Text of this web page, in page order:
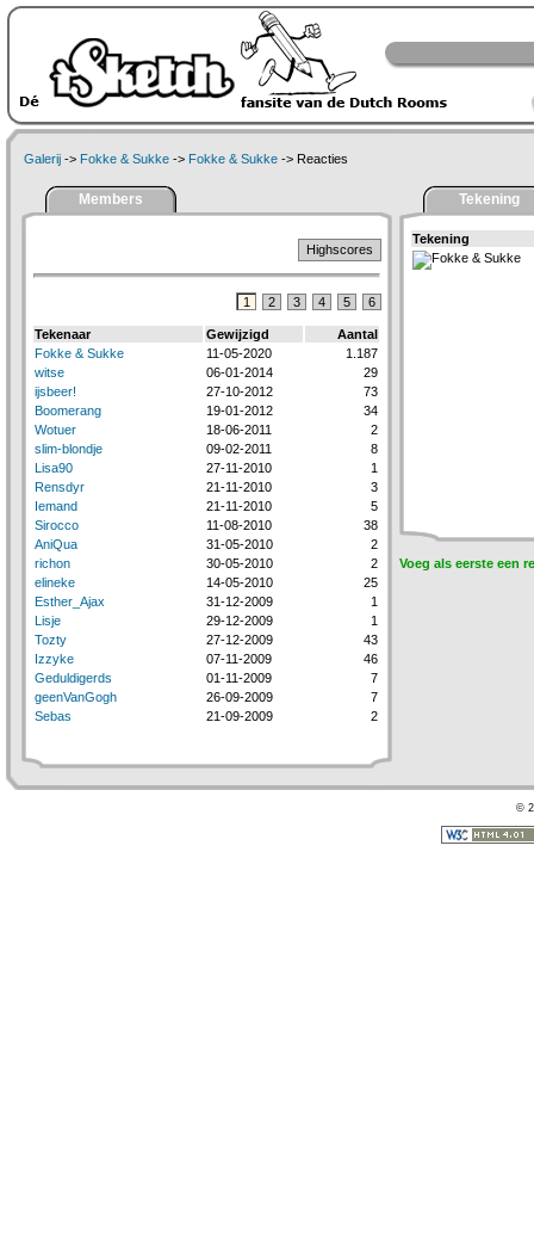
Galerij -> Fokke & Sukke -> Fokke & Sukke -> Reacties
Members
Highscores
1 2 3 4 5 6
Tekenaar Gewijzigd
Aantal
Fokke & Sukke
11-05-2020
1.187
witse
06-01-2014
29
ijsbeer!
27-10-2012
73
Boomerang
19-01-2012
34
Wotuer
18-06-2011
2
slim-blondje
09-02-2011
8
Lisa90
27-11-2010
1
Rensdyr
21-11-2010
3
Iemand
21-11-2010
5
Sirocco
11-08-2010
38
AniQua
31-05-2010
2
richon
30-05-2010
2
elineke
14-05-2010
25
Esther_Ajax
31-12-2009
1
Lisje
29-12-2009
1
Tozty
27-12-2009
43
Izzyke
07-11-2009
46
Geduldigerds
01-11-2009
7
geenVanGogh
26-09-2009
7
Sebas
21-09-2009 2
Tekening
Tekening
Voeg als eerste een
©